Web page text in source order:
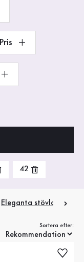
Pris
42
Eleganta stövlar (7)
Sortera efter: